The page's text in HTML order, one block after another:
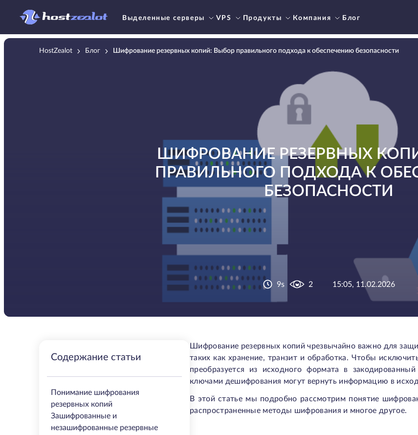
Выделенные серверы VPS Продукты Компания Блог
HostZealot Блог Шифрование резервных копий: Выбор правильного подхода к обеспечению безопасности
ШИФРОВАНИЕ РЕЗЕРВНЫХ
ПРАВИЛЬНОГО ПОДХОДА К
БЕЗОПАСНОСТИ
9s 2 15:05, 11.02.2026
Содержание статьи
Понимание шифрования
резервных копий
Зашифрованные и
незашифрованные резервные
Шифрование резервных копий чрезвычайно важно для
таких как хранение, транзит и обработка. Чтобы
преобразуется из исходного формата в
ключами дешифрования могут вернуть информацию в
В этой статье мы подробно рассмотрим понятие
распространенные методы шифрования и многое другое.